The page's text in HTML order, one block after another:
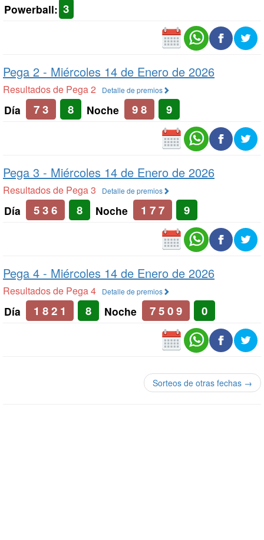
Powerball: 3
Pega 2 - Miércoles 14 de Enero de 2026
Resultados de Pega 2 Detalle de premios
Día 7 3 8 Noche 9 8 9
Pega 3 - Miércoles 14 de Enero de 2026
Resultados de Pega 3 Detalle de premios
Día 5 3 6 8 Noche 1 7 7 9
Pega 4 - Miércoles 14 de Enero de 2026
Resultados de Pega 4 Detalle de premios
Día 1 8 2 1 8 Noche 7 5 0 9 0
Sorteos de otras fechas →